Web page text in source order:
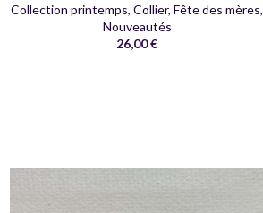
Collection printemps,Collier,Fête des mères,
Nouveautés
26,00€